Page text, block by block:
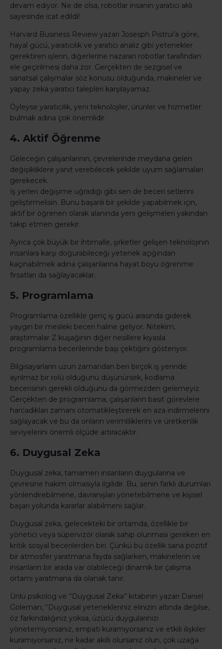
devam ediyor. Ne de olsa, robotlar insanın yaratıcı aklı
sayesinde icat edildi!
Harvard Business Review yazarı Josesph Pistrui’a göre,
hayal gücü, yaratıcılık ve yaratıcı analiz gibi yetenekler
gerektiren işlerin, diğerlerine nazaran robotlar tarafından
ele geçirilmesi daha zor. Gerçekten de sezgisel ve
sanatsal çalışmalar söz konusu olduğunda, makineler ve
yapay zeka yaratıcı talepleri karşılayamaz.
Öyleyse yaratıcılık, yeni teknolojiler, ürünler ve hizmetler
bulmak adına çok önemlidir.
4. Aktif Öğrenme
Geleceğin çalışanlarının, çevrelerinde meydana gelen
değişikliklere yanıt verebilecek şekilde uyum sağlamaları
gerekecek.
İş yerleri değişime uğradığı gibi sen de beceri setlerini
geliştirmelisin. Bunu başarılı bir şekilde yapabilmek için,
aktif bir öğrenen olarak alanında yeni gelişmeleri yakından
takip etmen gerekir.
Ayrıca çok büyük bir ihtimalle, şirketler gelişen teknolojinin
insanlara karşı doğurabileceği yetenek açığından
kaçınabilmek adına çalışanlarına hayat boyu öğrenme
fırsatları da sağlayacaklar.
5. Programlama
Programlama özellikle genç iş gücü arasında giderek
yaygın bir mesleki beceri haline geliyor. Nitekim,
araştırmalar Z kuşağının diğer nesillere kıyasla
programlama becerilerinde başı çektiğini gösteriyor.
Bilgisayarların uzun zamandan beri birçok iş yerinde
ayrılmaz bir rolü olduğunu düşünürsek, kodlama
becerisinin gerekli olduğunu da görmezden gelemeyiz.
Gerçekten de programlama, çalışanların basit görevlere
harcadıkları zamanı otomatikleştirerek en aza indirmelerini
sağlayacak ve bu da onların verimliliklerini ve üretkenlik
seviyelerini önemli ölçüde artıracaktır.
6. Duygusal Zeka
Duygusal zeka, tamamen insanların duygularına ve
çevresine hakim olmasıyla ilgilidir. Bu, senin farklı durumları
yönlendirebilmene, davranışları yönetebilmene ve kişisel
başarı yolunda kararlar alabilmeni sağlar.
Duygusal zeka, gelecekteki bir ortamda, özellikle bir
yönetici veya süpervizör olarak sahip olunması gereken en
kritik sosyal becerilerden biri. Çünkü bu özellik sana pozitif
bir atmosfer yaratmana fayda sağlarken, makinelerin ve
insanların bir arada var olabileceği dinamik bir çalışma
ortamı yaratmana da olanak tanır.
Ünlü psikolog ve ‘‘Duygusal Zeka’’ kitabının yazarı Daniel
Goleman, ‘‘Duygusal yetenekleriniz elinizin altında değilse,
öz farkındalığınız yoksa, üzücü duygularınızı
yönetemiyorsanız, empati kuramıyorsanız ve etkili ilişkiler
kuramıyorsanız, ne kadar akıllı olursanız olun, çok uzağa